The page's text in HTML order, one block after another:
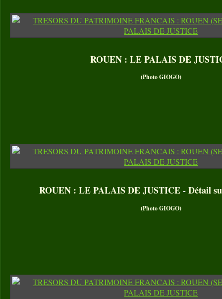
ROUEN : LE PALAIS DE
(Photo GIOGO)
ROUEN : LE PALAIS DE JUSTICE - Détail
(Photo GIOGO)